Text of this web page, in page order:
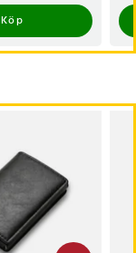
Köp